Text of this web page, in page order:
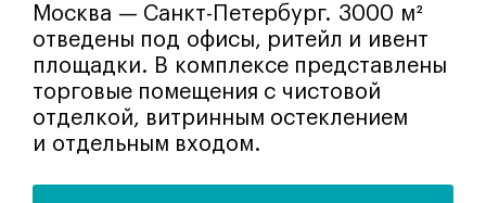
Москва — Санкт-Петербург. 3000 м²
отведены под офисы, ритейл и ивент
площадки. В комплексе представлены
торговые помещения с чистовой
отделкой, витринным остеклением
и отдельным входом.